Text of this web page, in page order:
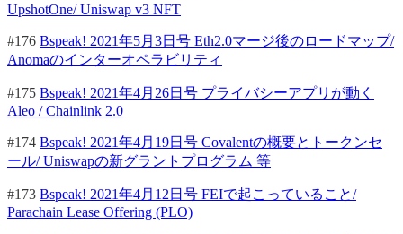
UpshotOne/ Uniswap v3 NFT
#176 Bspeak! 2021年5月3日号 Eth2.0マージ後のロードマップ/
Anomaのインターオペラビリティ
#175 Bspeak! 2021年4月26日号 プライバシーアプリが動く
Aleo / Chainlink 2.0
#174 Bspeak! 2021年4月19日号 Covalentの概要とトークンセ
ール/ Uniswapの新グラントプログラム 等
#173 Bspeak! 2021年4月12日号 FEIで起こっていること/
Parachain Lease Offering (PLO)